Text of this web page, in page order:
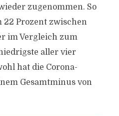
zugenommen. So
22 Prozent zwischen
im Vergleich zum
aller vier
hat die Corona-
Gesamtminus von